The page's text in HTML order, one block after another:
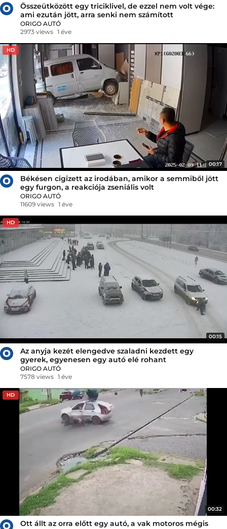
Összeütközött egy triciklivel, de ezzel nem volt vége:
ami ezután jött, arra senki nem számított
ORIGO AUTÓ
2973 views 1 éve
HD
00:17
Békésen cigizett az irodában, amikor a semmiből jött
egy furgon, a reakciója zseniális volt
ORIGO AUTÓ
11609 views 1 éve
HD
00:15
Az anyja kezét elengedve szaladni kezdett egy
gyerek, egyenesen egy autó elé rohant
ORIGO AUTÓ
7578 views 1 éve
HD
00:32
Ott állt az orra előtt egy autó, a vak motoros mégis